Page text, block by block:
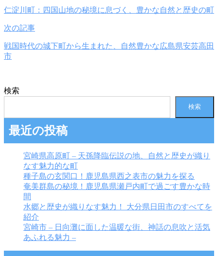
仁淀川町：四国山地の秘境に息づく、豊かな自然と歴史の町
次の記事
戦国時代の城下町から生まれた、自然豊かな広島県安芸高田
市
検索
検索
最近の投稿
宮崎県高原町 – 天孫降臨伝説の地、自然と歴史が織り
なす魅力的な町
種子島の玄関口！鹿児島県西之表市の魅力を探る
奄美群島の秘境！鹿児島県瀬戸内町で過ごす豊かな時
間
水郷と歴史が織りなす魅力！ 大分県日田市のすべてを
紹介
宮崎市 – 日向灘に面した温暖な街、神話の息吹と活気
あふれる魅力 –